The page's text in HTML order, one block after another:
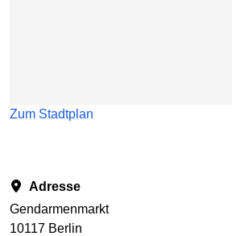
Zum Stadtplan
Adresse
Gendarmenmarkt
10117 Berlin